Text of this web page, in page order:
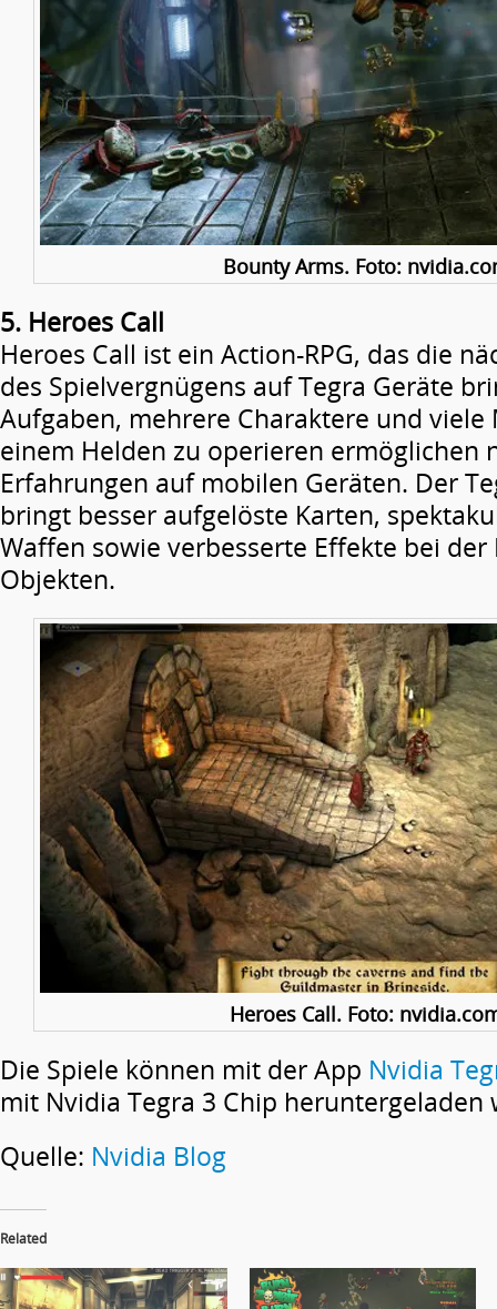
Bounty Arms. Foto:
5. Heroes Call
Heroes Call ist ein Action-RPG, das die
des Spielvergnügens auf Tegra Geräte
Aufgaben, mehrere Charaktere und
einem Helden zu operieren ermöglichen
Erfahrungen auf mobilen Geräten. Der
bringt besser aufgelöste Karten,
Waffen sowie verbesserte Effekte bei
Objekten.
Heroes Call. Foto:
Die Spiele können mit der App Nvidia
mit Nvidia Tegra 3 Chip heruntergeladen
Quelle: Nvidia Blog
Related